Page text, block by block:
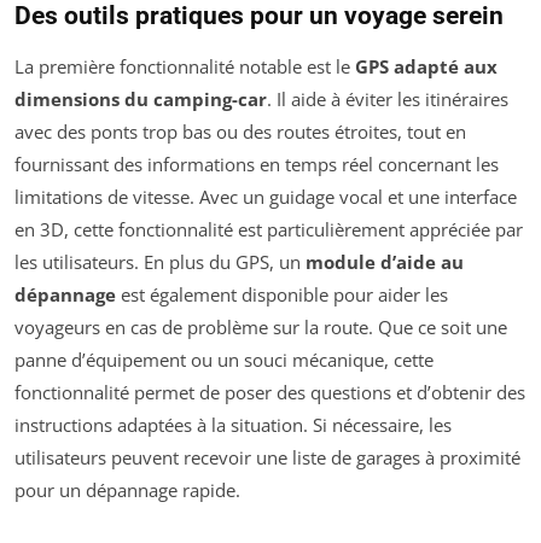
Des outils pratiques pour un voyage serein
La première fonctionnalité notable est le GPS adapté aux
dimensions du camping-car. Il aide à éviter les itinéraires
avec des ponts trop bas ou des routes étroites, tout en
fournissant des informations en temps réel concernant les
limitations de vitesse. Avec un guidage vocal et une interface
en 3D, cette fonctionnalité est particulièrement appréciée par
les utilisateurs. En plus du GPS, un module d’aide au
dépannage est également disponible pour aider les
voyageurs en cas de problème sur la route. Que ce soit une
panne d’équipement ou un souci mécanique, cette
fonctionnalité permet de poser des questions et d’obtenir des
instructions adaptées à la situation. Si nécessaire, les
utilisateurs peuvent recevoir une liste de garages à proximité
pour un dépannage rapide.